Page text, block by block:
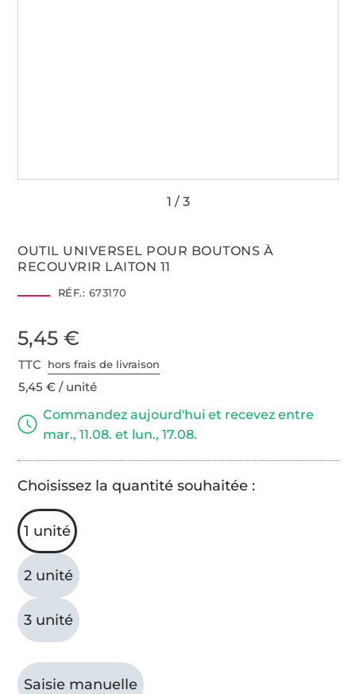
OUTIL UNIVERSEL POUR BOUTONS À
RECOUVRIR LAITON 11
RÉF.: 673170
5,45 €
TTC hors frais de livraison
5,45 € / unité
Commandez aujourd'hui et recevez entre
mar., 11.08. et lun., 17.08.
Choisissez la quantité souhaitée :
1 unité
2 unité
3 unité
Saisie manuelle